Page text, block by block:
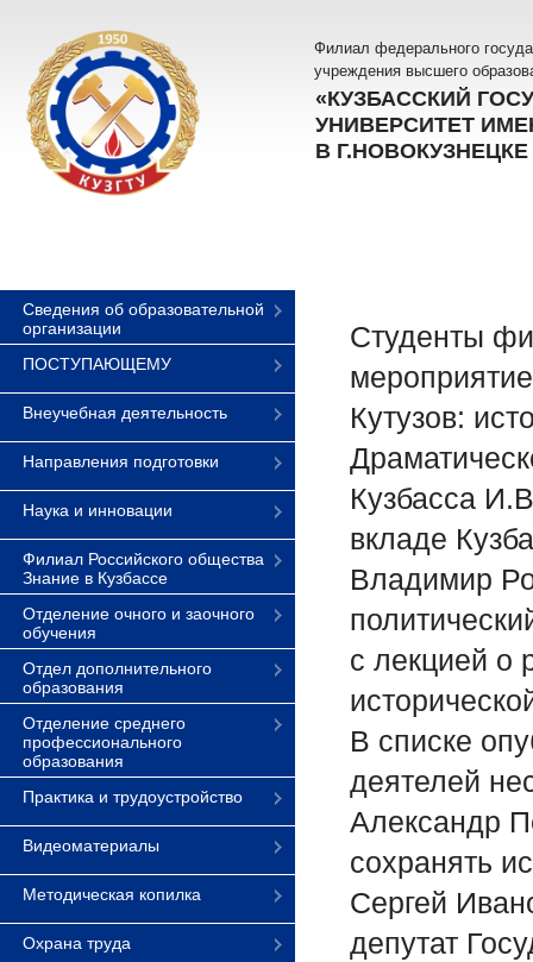
Филиал федерального
учреждения высшего
«КУЗБАССКИЙ
УНИВЕРСИТЕТ
В Г.НОВОКУЗНЕЦКЕ
Сведения об образовательной
организации
ПОСТУПАЮЩЕМУ
Внеучебная деятельность
Направления подготовки
Наука и инновации
Филиал Российского общества
Знание в Кузбассе
Отделение очного и заочного
обучения
Отдел дополнительного
образования
Отделение среднего
профессионального
образования
Практика и трудоустройство
Видеоматериалы
Методическая копилка
Охрана труда
Студенты
Кутузов:
Кузбасса
вкладе
Владимир
с лекцией о
В списке
деятелей
Александр
сохранять
Сергей
депутат